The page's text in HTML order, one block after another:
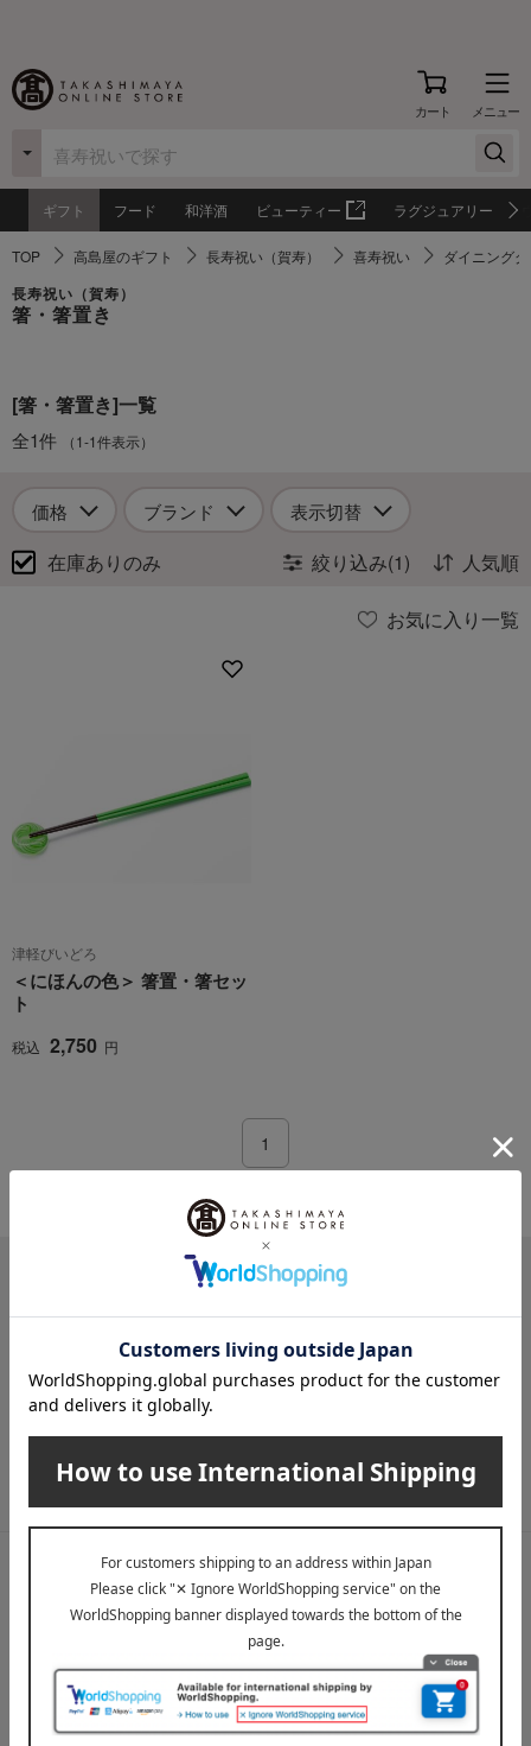
カート メニュー
ギフト フード 和洋酒 ビューティー ラグジュアリー
TOP 高島屋のギフト 長寿祝い（賀寿） 喜寿祝い ダイニング
長寿祝い（賀寿）
箸・箸置き
[箸・箸置き]一覧
全1件 （1-1件表示）
価格 ブランド 表示切替
在庫ありのみ 絞り込み(1) 人気順
お気に入り一覧
津軽びいどろ
＜にほんの色＞ 箸置・箸セッ
ト
税込 2,750 円
1
1件 (1/1ページ）
メールマガジン
送料無料クーポンやキャンペーン、新着・SALE・おすすめ商品な
ど、「高島屋オンラインストア」のお得＆うれしい情報をお届けい
メールマガジンについて詳しく見る
LINE公式アカウント
高島屋オンラインストアLINE公式アカウントでは百貨店ならではの
名品やお得な最新情報を配信中！